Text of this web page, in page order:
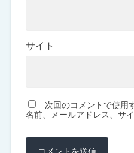
サイト
次回のコメントで使用
名前、メールアドレス、サ